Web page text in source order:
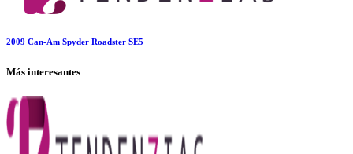
2009 Can-Am Spyder Roadster SE5
Más interesantes